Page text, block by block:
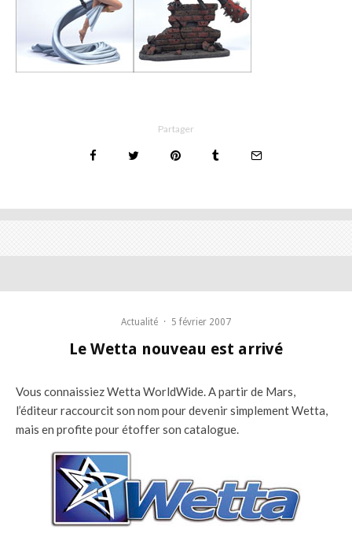
Partager
Actualité · 5 février 2007
Le Wetta nouveau est arrivé
Vous connaissiez Wetta WorldWide. A partir de Mars,
l’éditeur raccourcit son nom pour devenir simplement Wetta,
mais en profite pour étoffer son catalogue.